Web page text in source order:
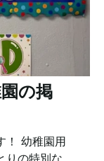
の掲
！ 幼稚園用